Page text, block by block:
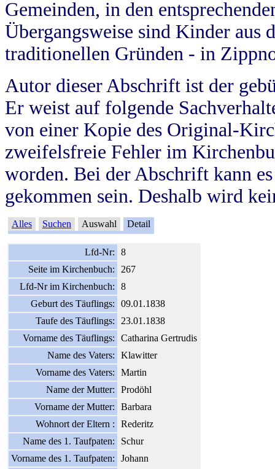
Gemeinden, in den
Übergangsweise sind Kinder aus
traditionellen Gründen - in
Autor dieser Abschrift ist der
Er weist auf folgende
von einer Kopie des Original-
zweifelsfreie Fehler im
worden. Bei der Abschrift kann
gekommen sein. Deshalb wird
Alles Suchen Auswahl Detail
Lfd-Nr:
8
Seite im Kirchenbuch:
267
Lfd-Nr im Kirchenbuch:
8
Geburt des Täuflings:
09.01.1838
Taufe des Täuflings:
23.01.1838
Vorname des Täuflings:
Catharina Gertrudis
Name des Vaters:
Klawitter
Vorname des Vaters:
Martin
Name der Mutter:
Prodöhl
Vorname der Mutter:
Barbara
Wohnort der Eltern :
Rederitz
Name des 1. Taufpaten:
Schur
Vorname des 1. Taufpaten:
Johann